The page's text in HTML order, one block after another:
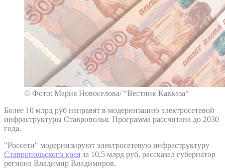
© Фото: Мария Новоселова/ “Вестник Кавказа“
Более 10 млрд руб направят в модернизацию электросетевой
инфраструктуры Ставрополья. Программа рассчитана до 2030
года.
"Россети" модернизируют электросетевую инфраструктуру
Ставропольского края за 10,5 млрд руб, рассказал губернатор
региона Владимир Владимиров.